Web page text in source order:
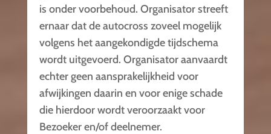
is onder voorbehoud. Organisator streeft
ernaar dat de autocross zoveel mogelijk
volgens het aangekondigde tijdschema
wordt uitgevoerd. Organisator aanvaardt
echter geen aansprakelijkheid voor
afwijkingen daarin en voor enige schade
die hierdoor wordt veroorzaakt voor
Bezoeker en/of deelnemer.